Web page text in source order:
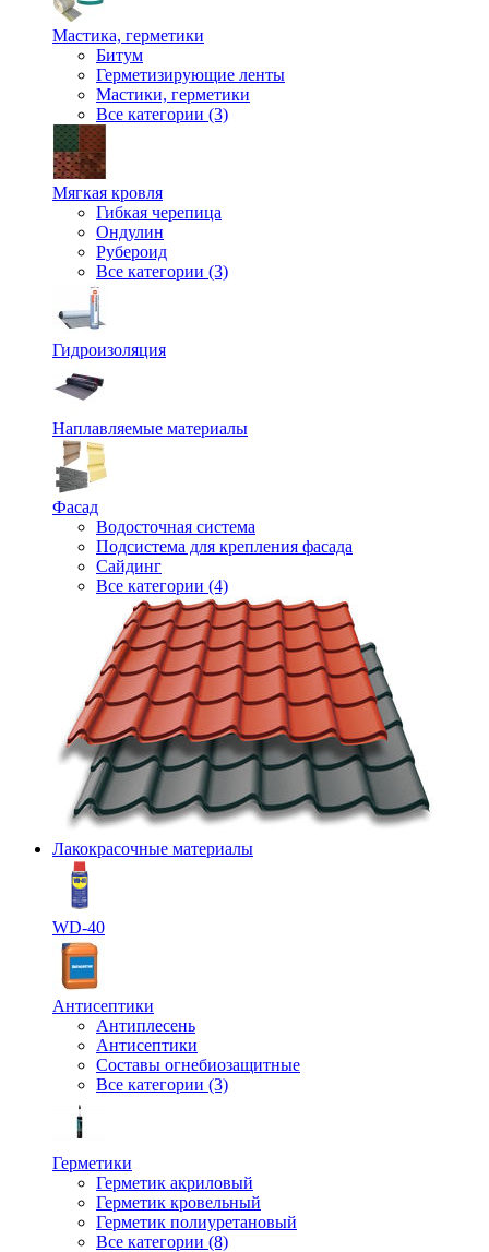
Мастика, герметики
Битум
Герметизирующие ленты
Мастики, герметики
Все категории (3)
Мягкая кровля
Гибкая черепица
Ондулин
Рубероид
Все категории (3)
Гидроизоляция
Наплавляемые материалы
Фасад
Водосточная система
Подсистема для крепления фасада
Сайдинг
Все категории (4)
Лакокрасочные материалы
WD-40
Антисептики
Антиплесень
Антисептики
Составы огнебиозащитные
Все категории (3)
Герметики
Герметик акриловый
Герметик кровельный
Герметик полиуретановый
Все категории (8)